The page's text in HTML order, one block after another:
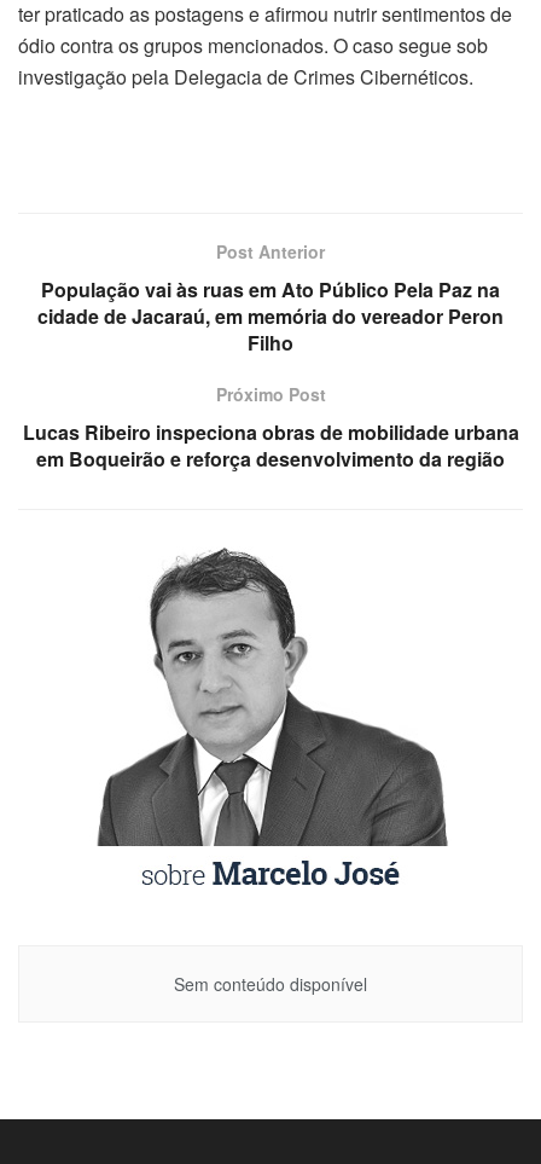
ter praticado as postagens e afirmou nutrir sentimentos de
ódio contra os grupos mencionados. O caso segue sob
investigação pela Delegacia de Crimes Cibernéticos.
Post Anterior
População vai às ruas em Ato Público Pela Paz na
cidade de Jacaraú, em memória do vereador Peron
Filho
Próximo Post
Lucas Ribeiro inspeciona obras de mobilidade urbana
em Boqueirão e reforça desenvolvimento da região
Sem conteúdo disponível